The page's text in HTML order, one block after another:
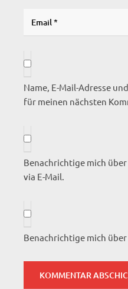
Name, E-Mail-Adresse
für meinen nächsten
Benachrichtige mich
via E-Mail.
Benachrichtige mich über